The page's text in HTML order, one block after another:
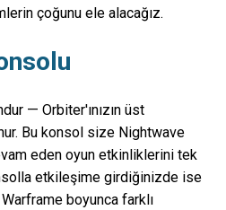
çoğunu ele alacağız.
— Orbiter'ınızın üst
Bu konsol size Nightwave
eden oyun etkinliklerini tek
etkileşime girdiğinizde ise
boyunca farklı